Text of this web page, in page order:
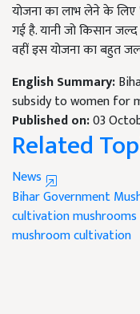
योजना का लाभ लेने के
गई है. यानी जो किसान
वहीं इस योजना का बहुत
English Summary:
subsidy to women for
Published on:03
Related
News
Bihar Government
cultivation
mushroom cultivation